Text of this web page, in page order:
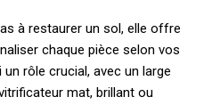
à restaurer un sol, elle offre
chaque pièce selon vos
rôle crucial, avec un large
mat, brillant ou